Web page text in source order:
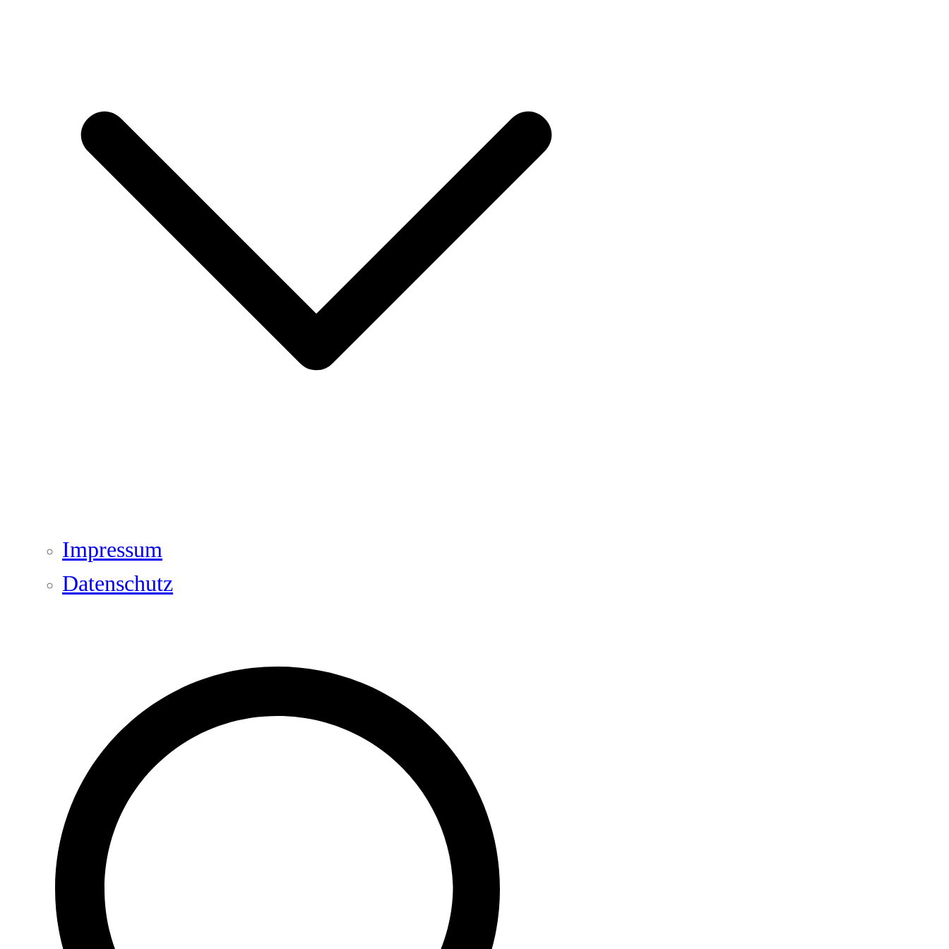
Impressum
Datenschutz